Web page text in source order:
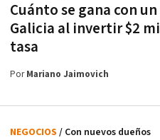
Cuánto se gana con
Galicia al invertir $2
tasa
PorMariano Jaimovich
NEGOCIOS / Con nuevos dueños